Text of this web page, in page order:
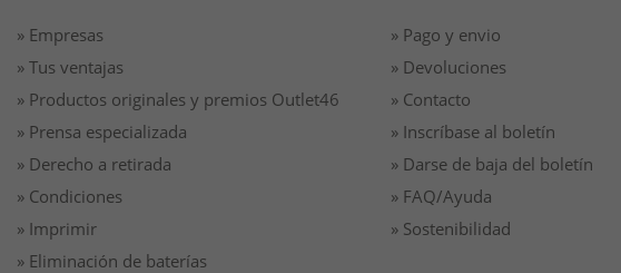
» Empresas
» Tus ventajas
» Productos originales y premios Outlet46
» Prensa especializada
» Derecho a retirada
» Condiciones
» Imprimir
» Eliminación de baterías
» Pago y envio
» Devoluciones
» Contacto
» Inscríbase al boletín
» Darse de baja del boletín
» FAQ/Ayuda
» Sostenibilidad